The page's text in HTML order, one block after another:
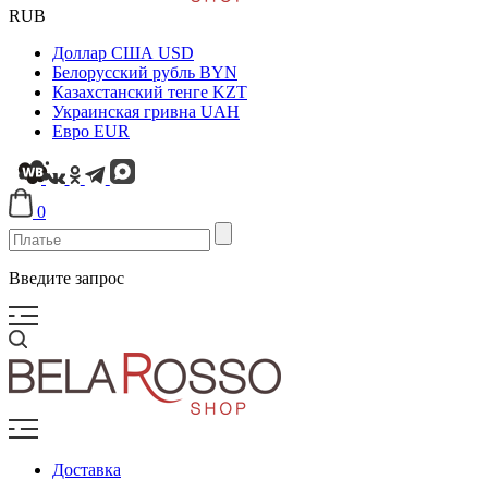
RUB
Доллар США USD
Белорусский рубль BYN
Казахстанский тенге KZT
Украинская гривна UAH
Евро EUR
0
Введите запрос
Доставка